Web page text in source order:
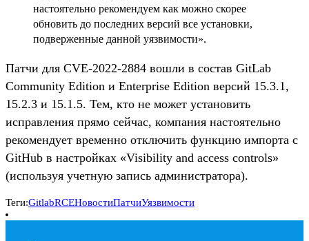
настоятельно рекомендуем как можно скорее
обновить до последних версий все установки,
подверженные данной уязвимости».
Патчи для CVE-2022-2884 вошли в состав GitLab
Community Edition и Enterprise Edition версий 15.3.1,
15.2.3 и 15.1.5. Тем, кто не может установить
исправления прямо сейчас, компания настоятельно
рекомендует временно отключить функцию импорта с
GitHub в настройках «Visibility and access controls»
(используя учетную запись администратора).
Теги:GitlabRCEНовостиПатчиУязвимости